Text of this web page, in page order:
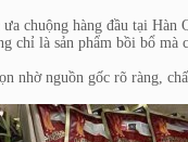
chuộng hàng đầu tại
chỉ là sản phẩm bồi bổ mà
nhờ nguồn gốc rõ ràng,